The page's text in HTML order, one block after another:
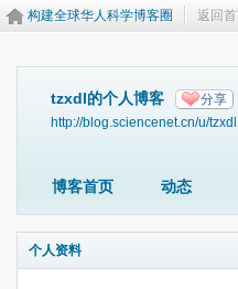
构建全球华人科学博客圈 返回
tzxdl的个人博客 分享
http://blog.sciencenet.cn/u/tzxdl
博客首页 动态
个人资料